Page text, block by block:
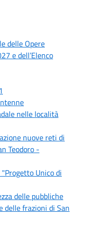
delle Opere
e dell’Elenco
nelle località
nuove reti di
Teodoro -
Unico di
delle pubbliche
frazioni di San